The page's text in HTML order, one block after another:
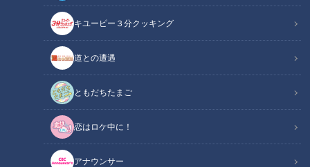
キユーピー３分クッキング
道との遭遇
ともだちたまご
恋はロケ中に！
アナウンサー
新生活に使いたい！「電動アシスト自転車」の選び方！
この記事の画像